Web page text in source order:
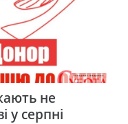
не
у серпні